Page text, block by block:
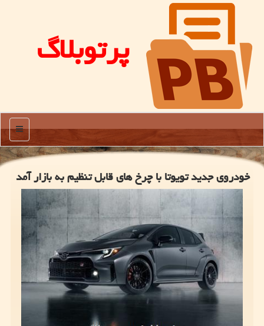
پرتوبلاگ
منو
خودروی جدید تویوتا با چرخ های قابل تنظیم به بازار آمد